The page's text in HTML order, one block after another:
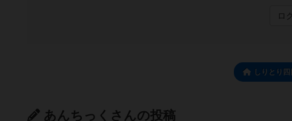
ロ
しりとり
あんちっくさんの投稿